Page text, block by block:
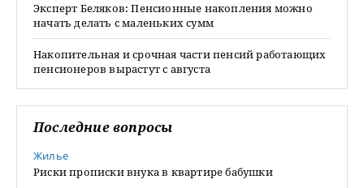
Эксперт Беляков: Пенсионные накопления можно
начать делать с маленьких сумм
Накопительная и срочная части пенсий работающих
пенсионеров вырастут с августа
Последние вопросы
Жилье
Риски прописки внука в квартире бабушки